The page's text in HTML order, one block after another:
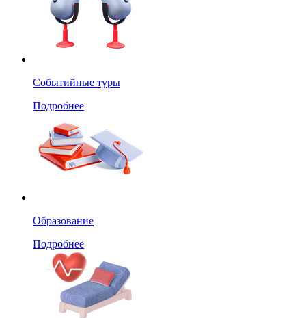
Событийные туры
Подробнее
Образование
Подробнее